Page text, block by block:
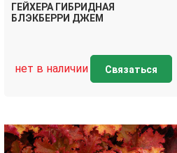
ГЕЙХЕРА ГИБРИДНАЯ
БЛЭКБЕРРИ ДЖЕМ
нет в наличии Связаться